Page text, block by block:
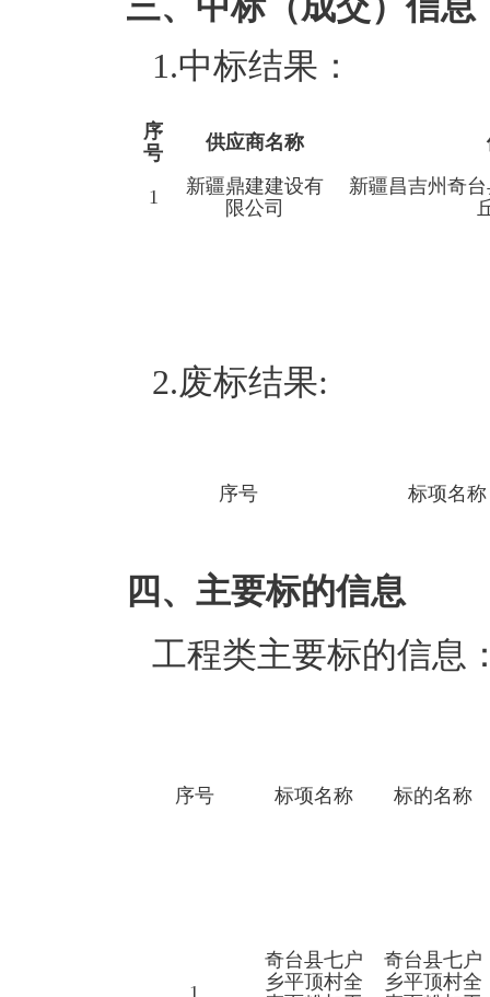
1.中标结果：
序
号
供应商名称
1
新疆鼎建建设有
限公司
新疆昌吉州奇
2.废标结果:
序号 标项名称
四、主要标的信息
工程类主要标的信息
序号 标项名称 标的名称
1
奇台县七户
乡平顶村全
奇台县七户
乡平顶村全